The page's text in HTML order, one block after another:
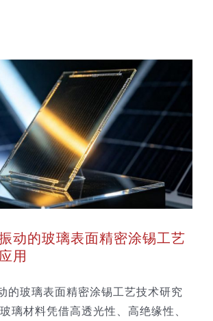
动的玻璃表面精密涂锡工艺
用
的玻璃表面精密涂锡工艺技术研究
璃材料凭借高透光性、高绝缘性、